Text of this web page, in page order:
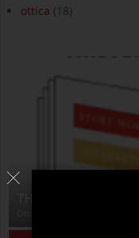
ottica (18)